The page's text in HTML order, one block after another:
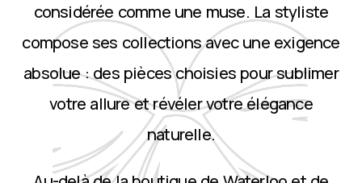
considérée comme une muse. La styliste
compose ses collections avec une exigence
absolue : des pièces choisies pour sublimer
votre allure et révéler votre élégance
naturelle.